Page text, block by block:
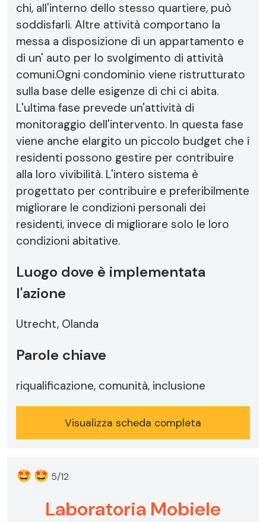
chi, all'interno dello stesso quartiere, può
soddisfarli. Altre attività comportano la
messa a disposizione di un appartamento e
di un' auto per lo svolgimento di attività
comuni.Ogni condominio viene ristrutturato
sulla base delle esigenze di chi ci abita.
L'ultima fase prevede un'attività di
monitoraggio dell'intervento. In questa fase
viene anche elargito un piccolo budget che i
residenti possono gestire per contribuire
alla loro vivibilità. L'intero sistema è
progettato per contribuire e preferibilmente
migliorare le condizioni personali dei
residenti, invece di migliorare solo le loro
condizioni abitative.
Luogo dove è implementata
l'azione
Utrecht, Olanda
Parole chiave
riqualificazione, comunità, inclusione
Visualizza scheda completa
🤩 🤩 5/12
Laboratoria Mobiele